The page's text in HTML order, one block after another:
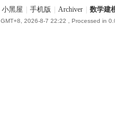
小黑屋 手机版 Archiver 数学建
GMT+8, 2026-8-7 22:22 , Processed in